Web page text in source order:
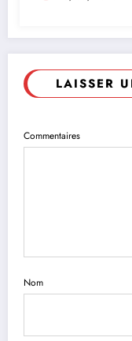
LAISSER
Commentaires
Nom